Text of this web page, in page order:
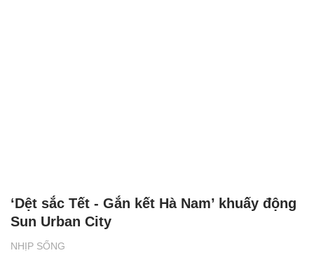
NHỊP SỐNG
‘Dệt sắc Tết - Gắn kết Hà Nam’ khuấy động
Sun Urban City